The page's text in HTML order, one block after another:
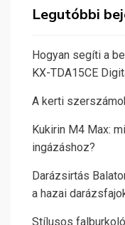
Legutóbbi
Hogyan segíti a
KX-TDA15CE
A kerti
Kukirin M4 Max:
ingázáshoz?
Darázsirtás
a hazai
Stílusos